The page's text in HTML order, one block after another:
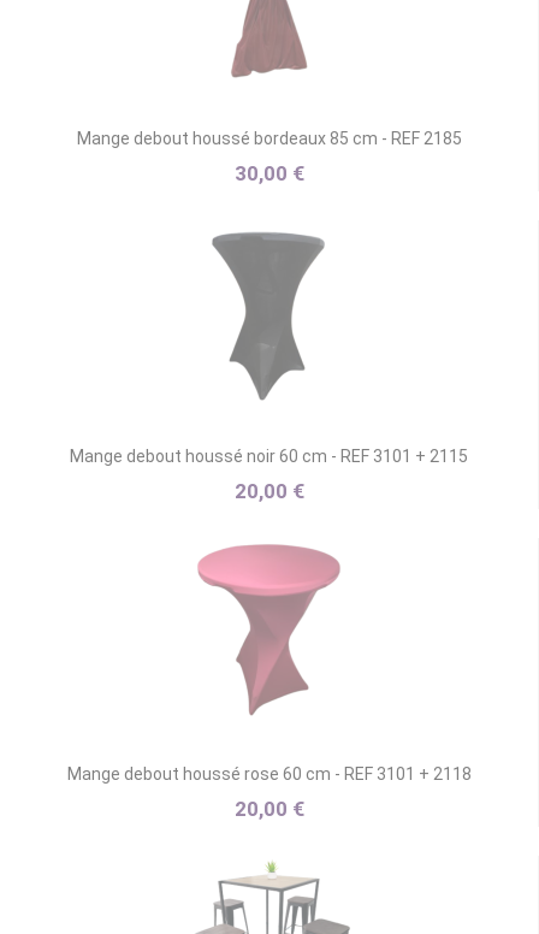
Mange debout houssé bordeaux 85 cm - REF 2185
30,00 €
Mange debout houssé noir 60 cm - REF 3101 + 2115
20,00 €
Mange debout houssé rose 60 cm - REF 3101 + 2118
20,00 €